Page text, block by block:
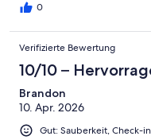
0
Verifizierte Bewertung
10/10 –
Brandon
10. Apr. 2026
Gut: Sauberkeit, Check-